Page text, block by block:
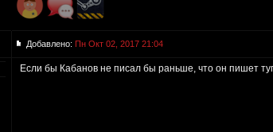
Добавлено: Пн Окт 02, 2017 21:04
Если бы Кабанов не писал бы раньше, что он пишет